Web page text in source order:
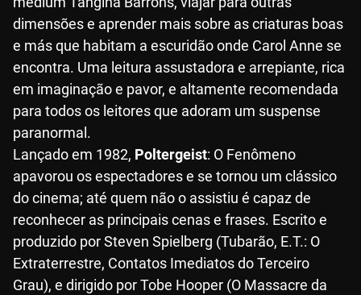
dimensões e aprender mais sobre as criaturas boas
e más que habitam a escuridão onde Carol Anne se
encontra. Uma leitura assustadora e arrepiante, rica
em imaginação e pavor, e altamente recomendada
para todos os leitores que adoram um suspense
paranormal.
Lançado em 1982, Poltergeist: O Fenômeno
apavorou os espectadores e se tornou um clássico
do cinema; até quem não o assistiu é capaz de
reconhecer as principais cenas e frases. Escrito e
produzido por Steven Spielberg (Tubarão, E.T.: O
Extraterrestre, Contatos Imediatos do Terceiro
Grau), e dirigido por Tobe Hooper (O Massacre da